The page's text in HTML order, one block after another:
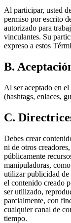
Al participar, usted
permiso por escrito
autorizado para
vinculantes. Su
expreso a estos
B.
Al ser aceptado en
(hashtags, enlaces,
C.
Debes crear
ni de otros
públicamente
manipuladoras,
utilizar publicidad de
el contenido creado
ser utilizado,
parcialmente, con
cualquier canal de
tiempo.